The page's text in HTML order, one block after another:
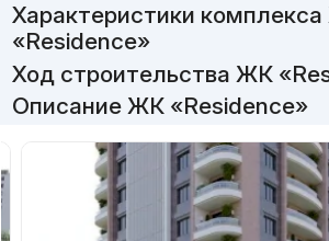
Характеристики
«Residence»
Ход строительства ЖК
Описание ЖК «Residence»